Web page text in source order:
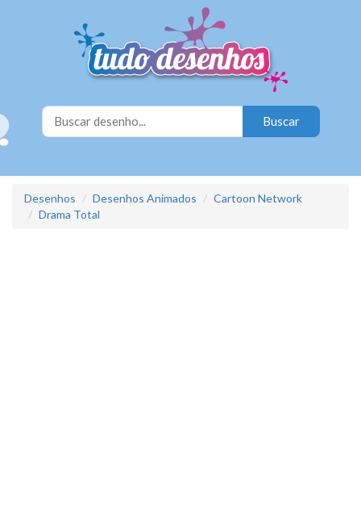
Desenhos Desenhos Animados
Cartoon Network
Drama Total